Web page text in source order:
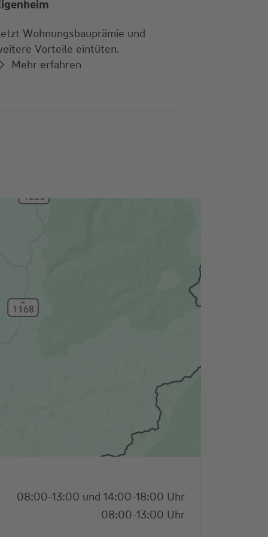
Wohnungsbauprämie und
Vorteile eintüten.
Mehr erfahren
08:00-13:00 und 14:00-18:00 Uhr
08:00-13:00 Uhr